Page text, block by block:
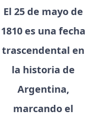
El 25 de mayo de
1810 es una fecha
trascendental en
la historia de
Argentina,
marcando el